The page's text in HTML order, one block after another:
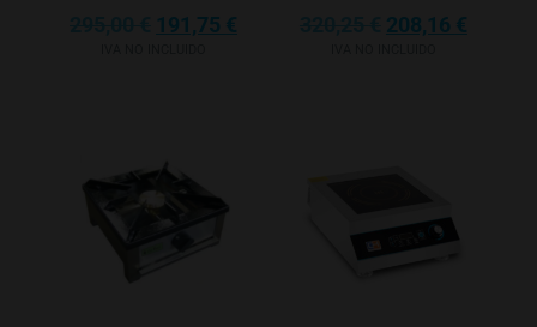
191,75 € 208,16 €